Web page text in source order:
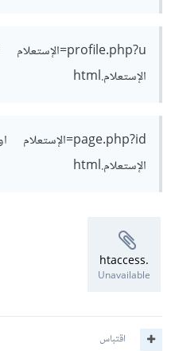
الإستعلام.html
الإستعلام.html
Unavailable
اقتباس